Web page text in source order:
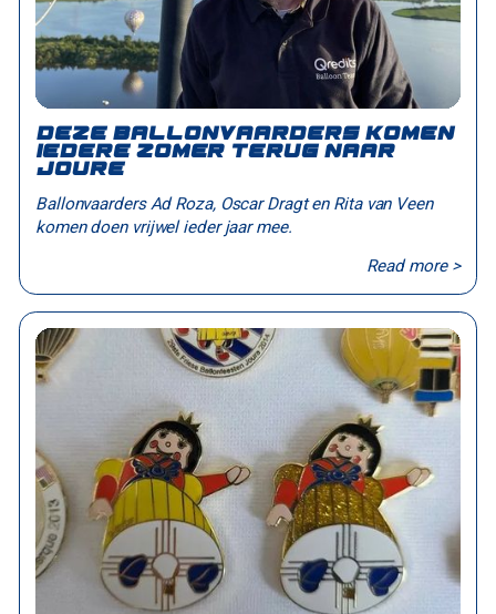
Deze ballonvaarders komen
iedere zomer terug naar
Joure
Ballonvaarders Ad Roza, Oscar Dragt en Rita van Veen
komen doen vrijwel ieder jaar mee.
Read more >